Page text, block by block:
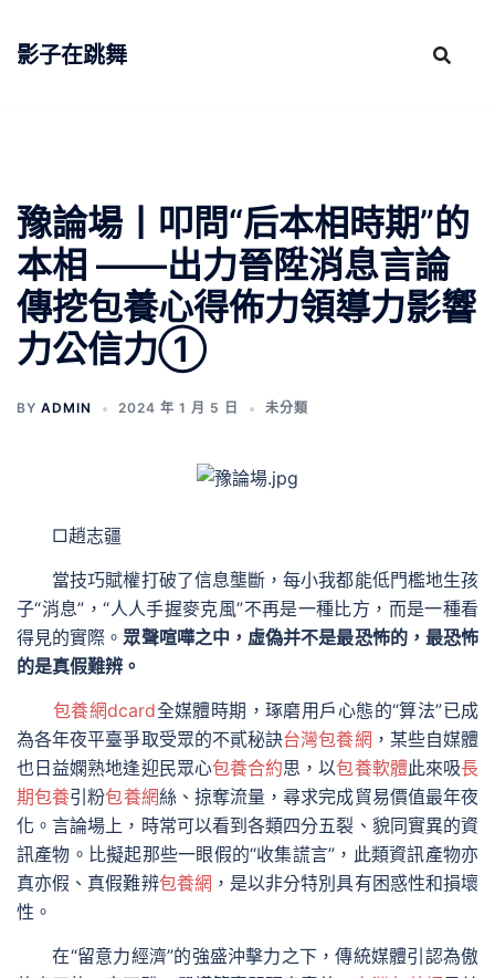
影子在跳舞
豫論場丨叩問“后本相時期”的
本相 ——出力晉陞消息言論
傳挖包養心得佈力領導力影響
力公信力①
BY ADMIN 2024 年 1 月 5 日 未分類
□趙志疆
當技巧賦權打破了信息壟斷，每小我都能低門檻地生孩
子“消息”，“人人手握麥克風”不再是一種比方，而是一種看
得見的實際。 眾聲喧嘩之中，虛偽并不是最恐怖的，最恐怖
的是真假難辨。
包養網dcard全媒體時期，琢磨用戶心態的“算法”已成
為各年夜平臺爭取受眾的不貳秘訣台灣包養網 ，某些自媒體
也日益嫻熟地逢迎民眾心包養合約思，以包養軟體此來吸長
期包養引粉包養網絲、掠奪流量，尋求完成貿易價值最年夜
化。言論場上，時常可以看到各類四分五裂、貌同實異的資
訊產物。比擬起那些一眼假的“收集謊言”，此類資訊產物亦
真亦假、真假難辨包養網 ，是以非分特別具有困惑性和損壞
性。
在“留意力經濟”的強盛沖擊力之下，傳統媒體引認為傲